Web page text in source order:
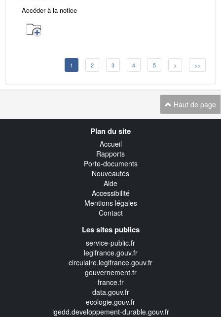
Accéder à la notice
1 2 3 4 5 > >>
Haut de page
Plan du site
Accueil
Rapports
Porte-documents
Nouveautés
Aide
Accessibilité
Mentions légales
Contact
Les sites publics
service-public.fr
legifrance.gouv.fr
circulaire.legifrance.gouv.fr
gouvernement.fr
france.fr
data.gouv.fr
ecologie.gouv.fr
igedd.developpement-durable.gouv.fr